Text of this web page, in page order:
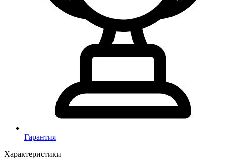
Гарантия
Характеристики